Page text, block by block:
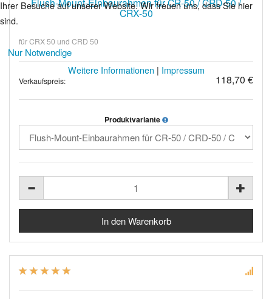
CRX-50
für CRX 50 und CRD 50
Verkaufspreis: 118,70 €
Produktvariante
Ihrer Besuche auf unserer Website. Wir freuen uns, dass Sie hier
sind.
Nur Notwendige
Weitere Informationen | Impressum